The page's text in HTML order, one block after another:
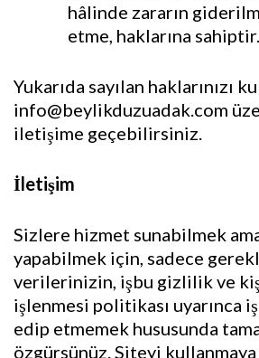
hâlinde zararın
etme, haklarına sahiptir.
Yukarıda sayılan haklarınızı
info@beylikduzuadak.com
iletişime geçebilirsiniz.
İletişim
Sizlere hizmet sunabilmek
yapabilmek için, sadece
verilerinizin, işbu gizlilik ve
işlenmesi politikası uyarınca
edip etmemek hususunda
özgürsünüz. Siteyi